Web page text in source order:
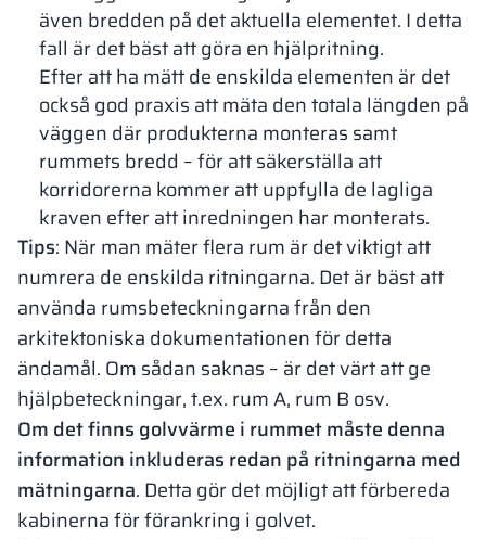
även bredden på det aktuella elementet. I detta
fall är det bäst att göra en hjälpritning.
Efter att ha mätt de enskilda elementen är det
också god praxis att mäta den totala längden på
väggen där produkterna monteras samt
rummets bredd – för att säkerställa att
korridorerna kommer att uppfylla de lagliga
kraven efter att inredningen har monterats.
Tips: När man mäter flera rum är det viktigt att
numrera de enskilda ritningarna. Det är bäst att
använda rumsbeteckningarna från den
arkitektoniska dokumentationen för detta
ändamål. Om sådan saknas – är det värt att ge
hjälpbeteckningar, t.ex. rum A, rum B osv.
Om det finns golvvärme i rummet måste denna
information inkluderas redan på ritningarna med
mätningarna. Detta gör det möjligt att förbereda
kabinerna för förankring i golvet.